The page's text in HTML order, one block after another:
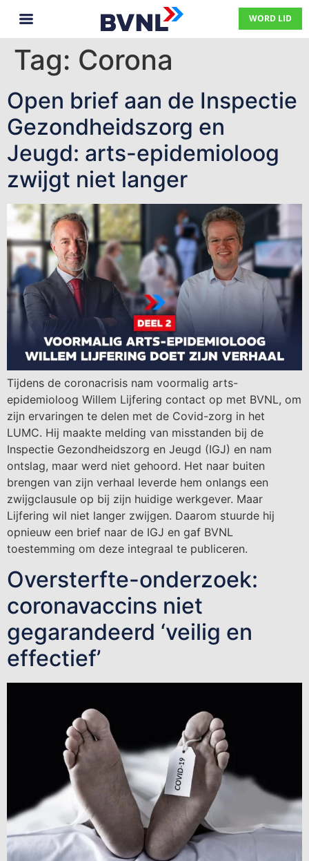
WORD LID
Tag: Corona
Open brief aan de Inspectie
Gezondheidszorg en
Jeugd: arts-epidemioloog
zwijgt niet langer
Tijdens de coronacrisis nam voormalig arts-
epidemioloog Willem Lijfering contact op met BVNL, om
zijn ervaringen te delen met de Covid-zorg in het
LUMC. Hij maakte melding van misstanden bij de
Inspectie Gezondheidszorg en Jeugd (IGJ) en nam
ontslag, maar werd niet gehoord. Het naar buiten
brengen van zijn verhaal leverde hem onlangs een
zwijgclausule op bij zijn huidige werkgever. Maar
Lijfering wil niet langer zwijgen. Daarom stuurde hij
opnieuw een brief naar de IGJ en gaf BVNL
toestemming om deze integraal te publiceren.
Oversterfte-onderzoek:
coronavaccins niet
gegarandeerd ‘veilig en
effectief’